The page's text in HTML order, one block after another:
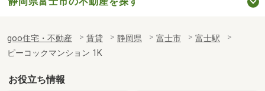
goo住宅・不動産 賃貸 静岡県 富士市
富士駅
ピーコックマンション 1K
お役立ち情報